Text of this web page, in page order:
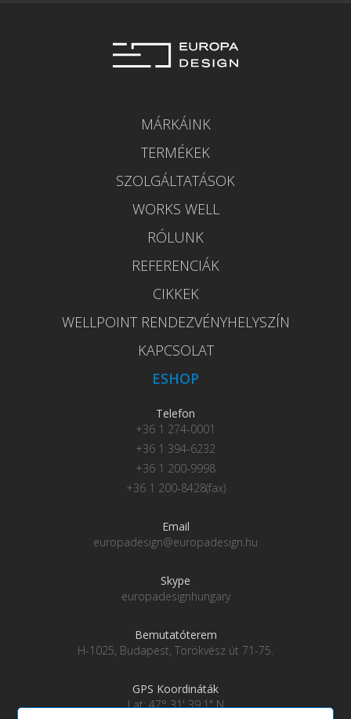
MÁRKÁINK
TERMÉKEK
SZOLGÁLTATÁSOK
WORKS WELL
RÓLUNK
REFERENCIÁK
CIKKEK
WELLPOINT RENDEZVÉNYHELYSZÍN
KAPCSOLAT
ESHOP
Telefon
+36 1 274-0001
+36 1 394-6232
+36 1 200-9998
+36 1 200-8428(fax)
Email
europadesign@europadesign.hu
Skype
europadesignhungary
Bemutatóterem
H-1025, Budapest, Törökvész út 71-75.
GPS Koordináták
Lat: 47° 31' 39.1" N